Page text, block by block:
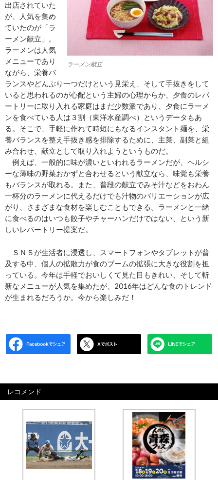
ラーメン献立
出店されていた
が、人気を集め
ていたのが「ラ
ーメン献立」。
ラーメンは人気
メニューであり
ながら、栄養バ
ランスやどんぶり一つだけという見栄え、そして手抜きをして
いると思われるのが心配という主婦の心理からか、夕食のレパ
ートリーに取り入れる家庭はまだ少数派であり、夕食にラーメ
ンを食べている人は３割（東洋水産調べ）というデータもあ
る。そこで、手軽に作れて時短にもなるインスタント麺を、栄
養バランスを整え手抜き感を排除するために、主菜、副菜と組
み合わせ、献立として取り入れようというものだ。
例えば、一般的に味が濃いといわれるラーメンだが、ヘルシ
ーな薄味の野菜おかずと合わせるという献立なら、味覚も栄養
もバランスが取れる。また、普段の献立でみそ汁などをおわん
一杯分のラーメンに代えるだけでも汁物のバリエーションが広
がり、さまざまな食材を楽しむこともできる。ラーメンと一緒
に食べるのはいつも餃子やチャーハンだけではない、という新
しいレパートリー提案だ。
ＳＮＳが生活者に浸透し、スマートフォンやタブレットが普
及する中、個人の拡散力が食のブームの拡張に大きな役割を担
っている。今年は手軽でおいしくて見た目もきれい、そして斬
新なメニューが人気を集めたが、2016年はどんな食のトレンド
が生まれるだろうか。今から楽しみだ！
レコメンド